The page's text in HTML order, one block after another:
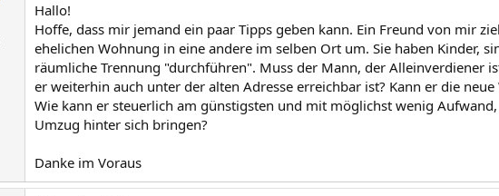
Hallo!
Hoffe, dass mir jemand ein paar Tipps geben kann. Ein Freund von mir
ehelichen Wohnung in eine andere im selben Ort um. Sie haben Kinder,
räumliche Trennung "durchführen". Muss der Mann, der Alleinverdiener
er weiterhin auch unter der alten Adresse erreichbar ist? Kann er die
Wie kann er steuerlich am günstigsten und mit möglichst wenig
Umzug hinter sich bringen?
Danke im Voraus